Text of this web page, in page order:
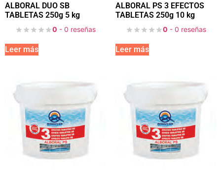
ALBORAL DUO SB
TABLETAS 250g 5 kg
0 - 0 reseñas
Leer más
ALBORAL PS 3 EFECTOS
TABLETAS 250g 10 kg
0 - 0 reseñas
Leer más